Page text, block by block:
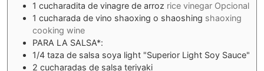
1 cucharadita de vinagre de arroz rice vinegar Opcional
1 cucharada de vino shaoxing o shaoshing shaoxing
cooking wine
PARA LA SALSA*:
1/4 taza de salsa soya light "Superior Light Soy Sauce"
2 cucharadas de salsa teriyaki